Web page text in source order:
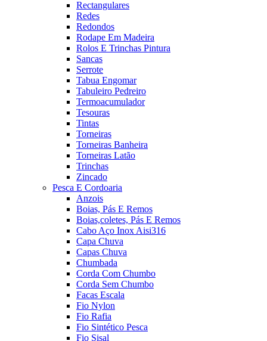
Rectangulares
Redes
Redondos
Rodape Em Madeira
Rolos E Trinchas Pintura
Sancas
Serrote
Tabua Engomar
Tabuleiro Pedreiro
Termoacumulador
Tesouras
Tintas
Torneiras
Torneiras Banheira
Torneiras Latão
Trinchas
Zincado
Pesca E Cordoaria
Anzois
Boias, Pás E Remos
Boias,coletes, Pás E Remos
Cabo Aço Inox Aisi316
Capa Chuva
Capas Chuva
Chumbada
Corda Com Chumbo
Corda Sem Chumbo
Facas Escala
Fio Nylon
Fio Rafia
Fio Sintético Pesca
Fio Sisal